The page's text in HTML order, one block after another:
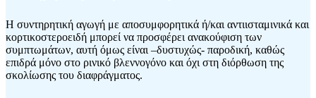
Η συντηρητική αγωγή με αποσυμφορητικά ή/και αντιισταμινικά και
κορτικοστεροειδή μπορεί να προσφέρει ανακούφιση των
συμπτωμάτων, αυτή όμως είναι –δυστυχώς- παροδική, καθώς
επιδρά μόνο στο ρινικό βλεννογόνο και όχι στη διόρθωση της
σκολίωσης του διαφράγματος.